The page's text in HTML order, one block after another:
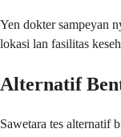
Yen dokter sampeyan
lokasi lan fasilitas
Alternatif
Sawetara tes alternatif